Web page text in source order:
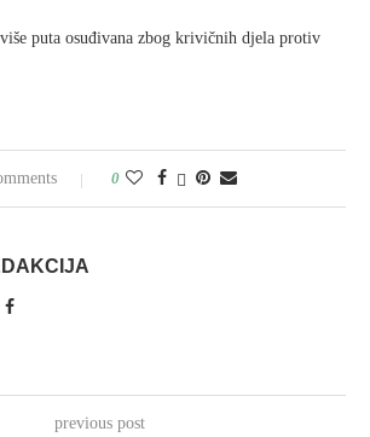
puta osuđivana zbog krivičnih djela protiv
0
previous post